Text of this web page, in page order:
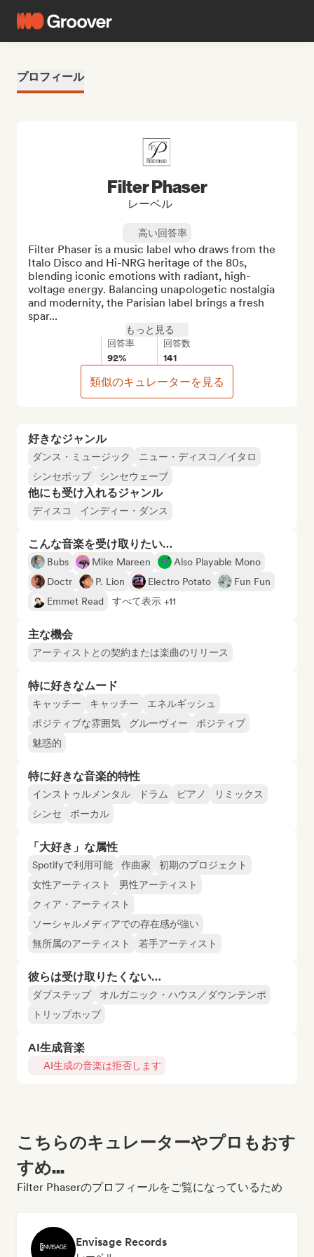
プロフィール
好きなジャンル
ダンス・ミュージック
ニュー・ディスコ／イタロ
シンセポップ
シンセウェーブ
他にも受け入れるジャンル
ディスコ インディー・ダンス
こんな音楽を受け取りたい…
Bubs Mike Mareen
Also Playable Mono
Doctr
P. Lion Electro Potato
Fun Fun
Emmet Read
すべて表示 +11
主な機会
アーティストとの契約または楽曲のリリース
特に好きなムード
キャッチー キャッチー
エネルギッシュ
ポジティブな雰囲気
グルーヴィー
ポジティブ
魅惑的
特に好きな音楽的特性
インストゥルメンタル ドラム ピアノ
リミックス
シンセ
ボーカル
「大好き」な属性
Spotifyで利用可能 作曲家
初期のプロジェクト
女性アーティスト
男性アーティスト
クィア・アーティスト
ソーシャルメディアでの存在感が強い
無所属のアーティスト
若手アーティスト
彼らは受け取りたくない…
ダブステップ
オルガニック・ハウス／ダウンテンポ
トリップホップ
AI生成音楽
AI生成の音楽は拒否します
Filter Phaser
レーベル
高い回答率
Filter Phaser is a music label who draws from the
Italo Disco and Hi-NRG heritage of the 80s,
blending iconic emotions with radiant, high-
voltage energy. Balancing unapologetic nostalgia
and modernity, the Parisian label brings a fresh
spar...
もっと見る
回答率
92%
回答数
141
類似のキュレーターを見る
こちらのキュレーターやプロもおす
すめ...
Filter Phaserのプロフィールをご覧になっているため
Envisage Records